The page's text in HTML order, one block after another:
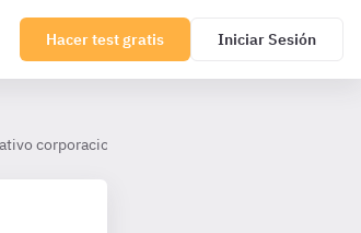
Hacer test gratis Iniciar Sesión
corporaciones